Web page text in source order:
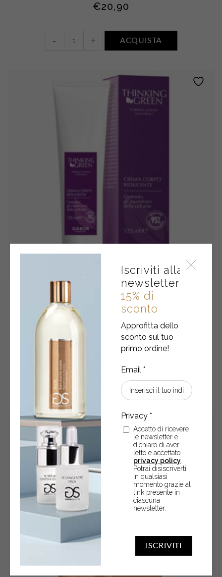
Iscriviti alla
newsletter
15% di
sconto
Approfitta dello
sconto sul tuo
primo ordine!
ISCRIVITI
Accetto di ricevere
le newsletter e
dichiaro di aver
letto e accettato
privacy policy
Potrai disiscriverti
in qualsiasi
momento grazie al
link presente in
ciascuna
newsletter.
€20,90
- + ACQUISTA
Crema corpo riducente
Contrasta gli inestetismi della cellulite – 125 ml
24,05
Crema
corpo
riducente
quantity
- ACQUISTA